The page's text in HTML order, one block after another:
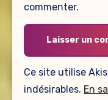
commenter.
Ce site utilise
indésirables. En